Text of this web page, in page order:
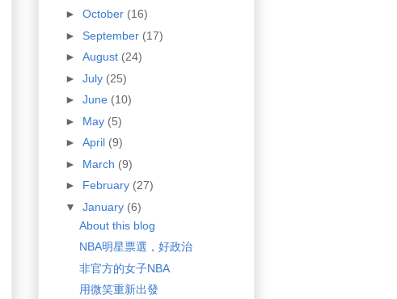
► October (16)
► September (17)
► August (24)
► July (25)
► June (10)
► May (5)
► April (9)
► March (9)
► February (27)
▼ January (6)
About this blog
NBA明星票選，好政治
非官方的女子NBA
用微笑重新出發